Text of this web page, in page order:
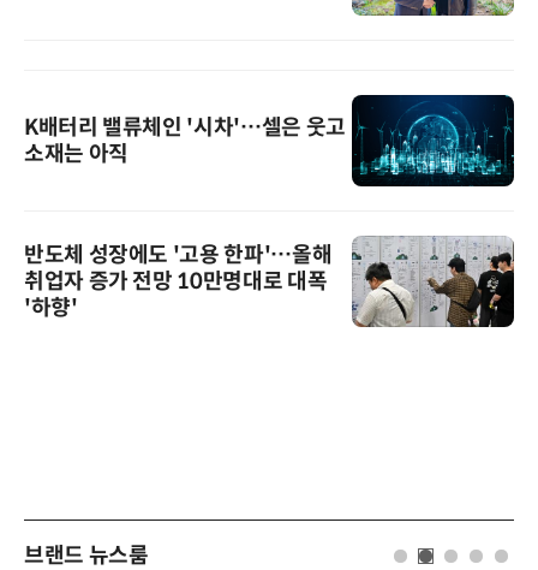
K배터리 밸류체인 '시차'…셀은 웃고
소재는 아직
반도체 성장에도 '고용 한파'…올해
취업자 증가 전망 10만명대로 대폭
'하향'
브랜드 뉴스룸